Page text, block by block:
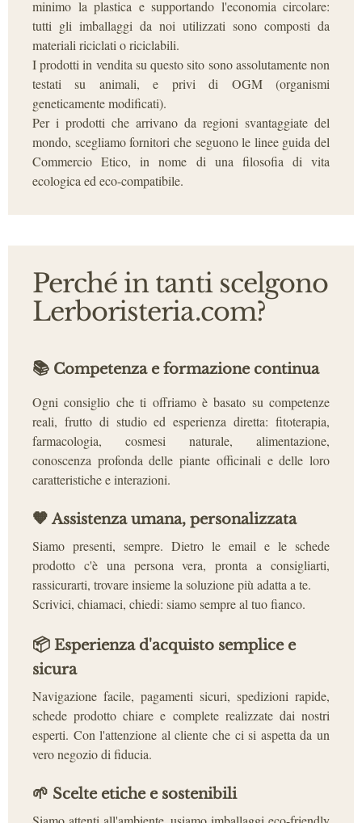
minimo la plastica e supportando l'economia circolare:
tutti gli imballaggi da noi utilizzati sono composti da
materiali riciclati o riciclabili.
I prodotti in vendita su questo sito sono assolutamente non
testati su animali, e privi di OGM (organismi
geneticamente modificati).
Per i prodotti che arrivano da regioni svantaggiate del
mondo, scegliamo fornitori che seguono le linee guida del
Commercio Etico, in nome di una filosofia di vita
ecologica ed eco-compatibile.
Perché in tanti scelgono
Lerboristeria.com?
📚 Competenza e formazione continua
Ogni consiglio che ti offriamo è basato su competenze
reali, frutto di studio ed esperienza diretta: fitoterapia,
farmacologia, cosmesi naturale, alimentazione,
conoscenza profonda delle piante officinali e delle loro
caratteristiche e interazioni.
🧡 Assistenza umana, personalizzata
Siamo presenti, sempre. Dietro le email e le schede
prodotto c'è una persona vera, pronta a consigliarti,
rassicurarti, trovare insieme la soluzione più adatta a te.
Scrivici, chiamaci, chiedi: siamo sempre al tuo fianco.
📦 Esperienza d'acquisto semplice e
sicura
Navigazione facile, pagamenti sicuri, spedizioni rapide,
schede prodotto chiare e complete realizzate dai nostri
esperti. Con l'attenzione al cliente che ci si aspetta da un
vero negozio di fiducia.
🌱 Scelte etiche e sostenibili